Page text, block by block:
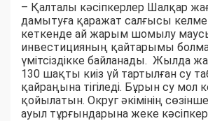
– Қалталы кәсіпкерлер Шалқар
дамытуға қаражат салғысы
кеткенде ай жарым шомылу
инвестицияның қайтарымы
үмітсіздікке байланады. Жылда
130 шақты киіз үй тартылған су
қайраңына тігіледі. Бұрын су мол
қойылатын. Округ әкімінің сөзінше,
ауыл тұрғындарына жеке